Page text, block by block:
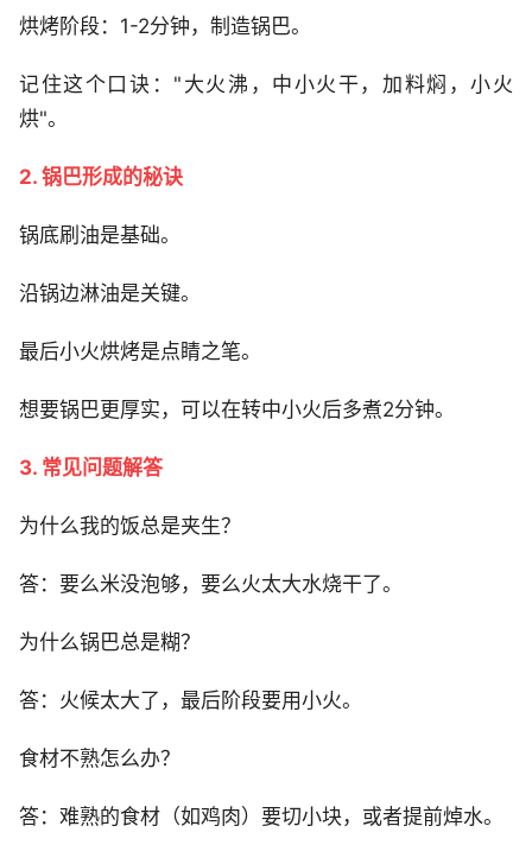
烘烤阶段：1-2分钟，制造锅巴。
记住这个口诀："大火沸，中小火干，加料焖，小火
烘"。
2. 锅巴形成的秘诀
锅底刷油是基础。
沿锅边淋油是关键。
最后小火烘烤是点睛之笔。
想要锅巴更厚实，可以在转中小火后多煮2分钟。
3. 常见问题解答
为什么我的饭总是夹生？
答：要么米没泡够，要么火太大水烧干了。
为什么锅巴总是糊？
答：火候太大了，最后阶段要用小火。
食材不熟怎么办？
答：难熟的食材（如鸡肉）要切小块，或者提前焯水。